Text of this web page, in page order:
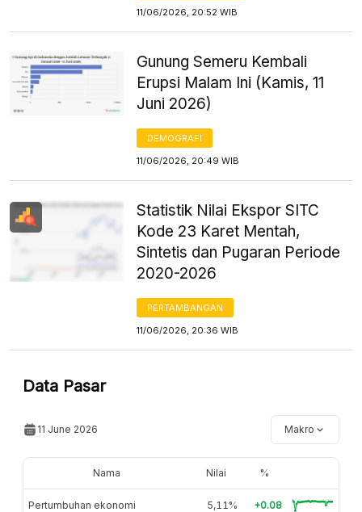
11/06/2026, 20:52 WIB
Gunung Semeru Kembali
Erupsi Malam Ini (Kamis, 11
Juni 2026)
DEMOGRAFI
11/06/2026, 20:49 WIB
Statistik Nilai Ekspor SITC
Kode 23 Karet Mentah,
Sintetis dan Pugaran Periode
2020-2026
PERTAMBANGAN
11/06/2026, 20:36 WIB
Data Pasar
11 June 2026 Makro
Nama Nilai %
Pertumbuhan ekonomi 5,11% +0.08